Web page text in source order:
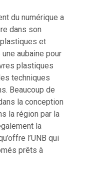
du numérique a
dans son
et
aubaine pour
plastiques
techniques
Beaucoup de
la conception
la région par la
la
l’UNB qui
prêts à